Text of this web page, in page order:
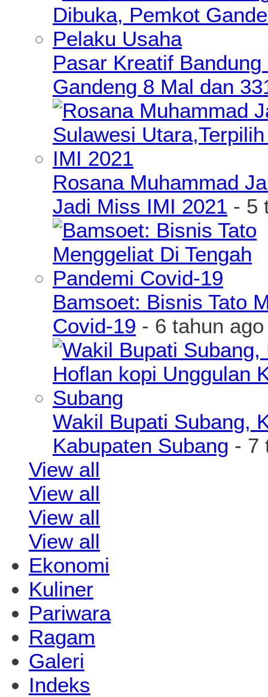
Pasar Kreatif
Gandeng 8 Mal dan
Rosana Muhammad
Jadi Miss IMI 2021 - 5
Bamsoet: Bisnis Tato
Covid-19 - 6 tahun ago
Wakil Bupati Subang,
Kabupaten Subang - 7
View all
View all
View all
View all
Ekonomi
Kuliner
Pariwara
Ragam
Galeri
Indeks